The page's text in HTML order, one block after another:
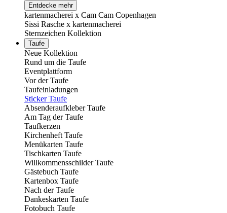
Entdecke mehr
kartenmacherei x Cam Cam Copenhagen
Sissi Rasche x kartenmacherei
Sternzeichen Kollektion
Taufe
Neue Kollektion
Rund um die Taufe
Eventplattform
Vor der Taufe
Taufeinladungen
Sticker Taufe
Absenderaufkleber Taufe
Am Tag der Taufe
Taufkerzen
Kirchenheft Taufe
Menükarten Taufe
Tischkarten Taufe
Willkommensschilder Taufe
Gästebuch Taufe
Kartenbox Taufe
Nach der Taufe
Dankeskarten Taufe
Fotobuch Taufe